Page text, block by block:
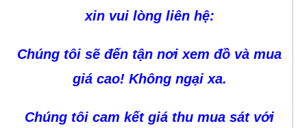
xin vui lòng liên hệ:
Chúng tôi sẽ đến tận nơi xem đồ và mua
giá cao! Không ngại xa.
Chúng tôi cam kết giá thu mua sát với